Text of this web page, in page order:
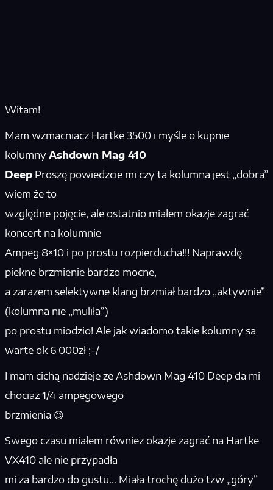
Witam!
Mam wzmacniacz Hartke 3500 i myśle o kupnie
kolumny Ashdown Mag 410
Deep Proszę powiedzcie mi czy ta kolumna jest „dobra”
wiem że to
względne pojęcie, ale ostatnio miałem okazje zagrać
koncert na kolumnie
Ampeg 8×10 i po prostu rozpierducha!!! Naprawdę
piekne brzmienie bardzo mocne,
a zarazem selektywne klang brzmiał bardzo „aktywnie”
(kolumna nie „muliła”)
po prostu miodzio! Ale jak wiadomo takie kolumny sa
warte ok 6 000zł ;-/
I mam cichą nadzieje ze Ashdown Mag 410 Deep da mi
chociaż 1/4 ampegowego
brzmienia 😉
Swego czasu miałem równiez okazje zagrać na Hartke
VX410 ale nie przypadła
mi za bardzo do gustu… Miała trochę dużo tzw „góry”